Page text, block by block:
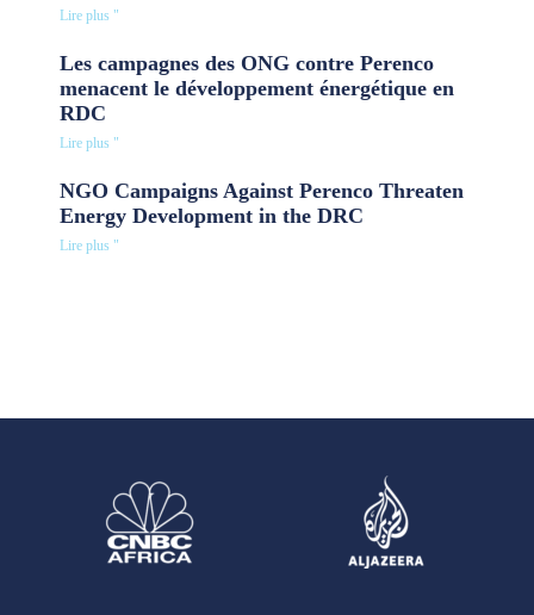
Lire plus "
Les campagnes des ONG contre Perenco
menacent le développement énergétique en
RDC
Lire plus "
NGO Campaigns Against Perenco Threaten
Energy Development in the DRC
Lire plus "